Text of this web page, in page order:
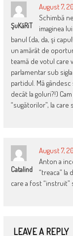
ŞuKăRiT
August 7,
Schimbă
imaginea
banul (da, da, şi
un amărât de
teamă de votul care
parlamentar sub
partidul. Mă
decât la goluri?!)
“sugătorilor”, la care
Catalind
August 7,
Anton a
“treaca” la
care a fost “instruit”
LEAVE A REPLY